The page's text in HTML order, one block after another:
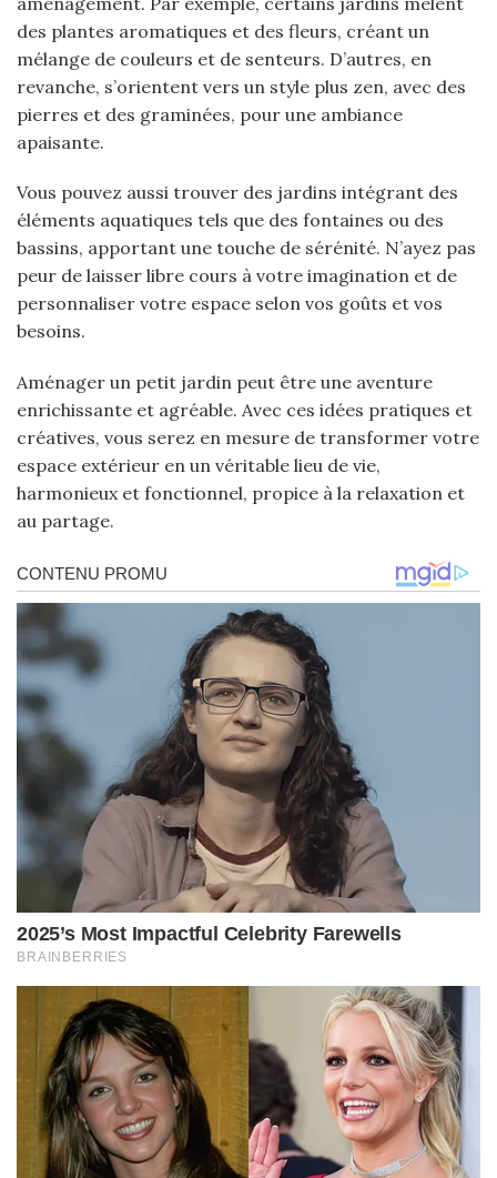
des plantes aromatiques et des fleurs, créant un
mélange de couleurs et de senteurs. D’autres, en
revanche, s’orientent vers un style plus zen, avec des
pierres et des graminées, pour une ambiance
apaisante.
Vous pouvez aussi trouver des jardins intégrant des
éléments aquatiques tels que des fontaines ou des
bassins, apportant une touche de sérénité. N’ayez pas
peur de laisser libre cours à votre imagination et de
personnaliser votre espace selon vos goûts et vos
besoins.
Aménager un petit jardin peut être une aventure
enrichissante et agréable. Avec ces idées pratiques et
créatives, vous serez en mesure de transformer votre
espace extérieur en un véritable lieu de vie,
harmonieux et fonctionnel, propice à la relaxation et
au partage.